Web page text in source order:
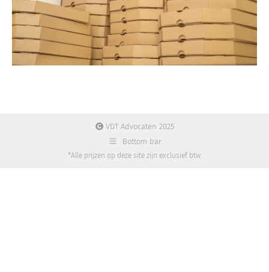
VDT Advocaten 2025
Bottom bar
*Alle prijzen op deze site zijn exclusief btw.